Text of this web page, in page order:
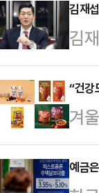
론
중
결
에
안
과
김재
김
을
청
페
편
대
“건강
겨
려
려
예금